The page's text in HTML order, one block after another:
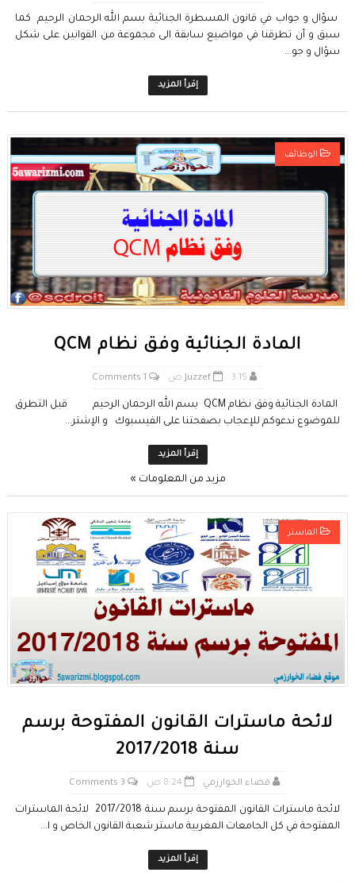
سؤال و جواب في قانون المسطرة الجنائية بسم الله الرحمان الرحيم كما
سبق و أن تطرقنا في مواضيع سابقة الى مجموعة من القوانين على شكل
سؤال و جو...
إقرأ المزيد
الوظائف
المادة الجنائية وفق نظام QCM
Juzzef 3:15 ص 1 Comments
المادة الجنائية وفق نظام QCM بسم الله الرحمان الرحيم قبل التطرق
للموضوع ندعوكم للإعجاب بصفحتنا على الفيسبوك و الإشتر...
إقرأ المزيد
مزيد من المعلومات »
الماستر
لائحة ماسترات القانون المفتوحة برسم
سنة 2017/2018
فضاء الخوارزمي 8:24 ص 3 Comments
لائحة ماسترات القانون المفتوحة برسم سنة 2017/2018 لائحة الماسترات
المفتوحة في كل الجامعات المغربية ماستر شعبة القانون الخاص و ا...
إقرأ المزيد